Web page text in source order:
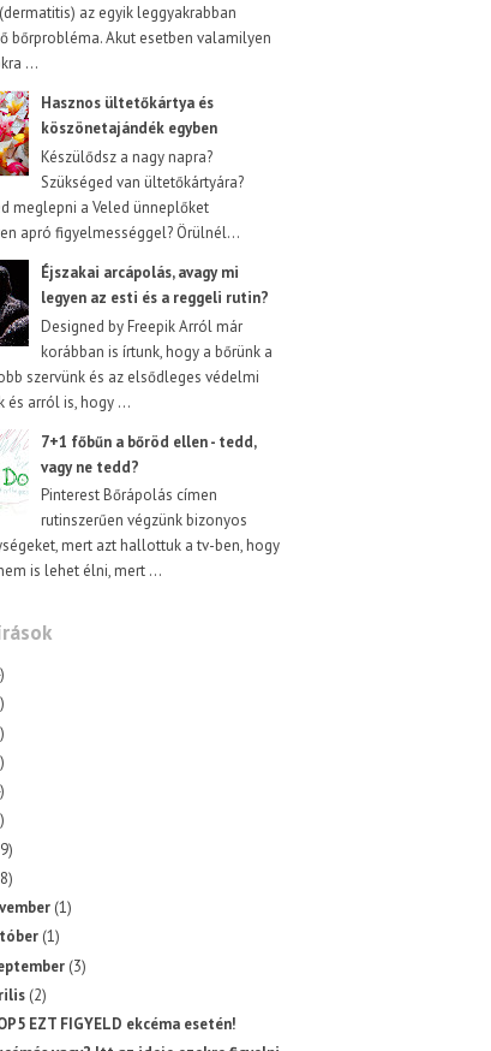
az egyik leggyakrabban
bőrprobléma. Akut esetben valamilyen
...
Hasznos ültetőkártya és
köszönetajándék egyben
Készülődsz a nagy napra?
Szükséged van ültetőkártyára?
meglepni a Veled ünneplőket
apró figyelmességgel? Örülnél...
Éjszakai arcápolás, avagy mi
legyen az esti és a reggeli rutin?
Designed by Freepik Arról már
korábban is írtunk, hogy a bőrünk a
szervünk és az elsődleges védelmi
és arról is, hogy ...
7+1 főbűn a bőröd ellen - tedd,
vagy ne tedd?
Pinterest Bőrápolás címen
rutinszerűen végzünk bizonyos
mert azt hallottuk a tv-ben, hogy
is lehet élni, mert ...
(1)
(1)
(3)
(2)
EZT FIGYELD ekcéma esetén!